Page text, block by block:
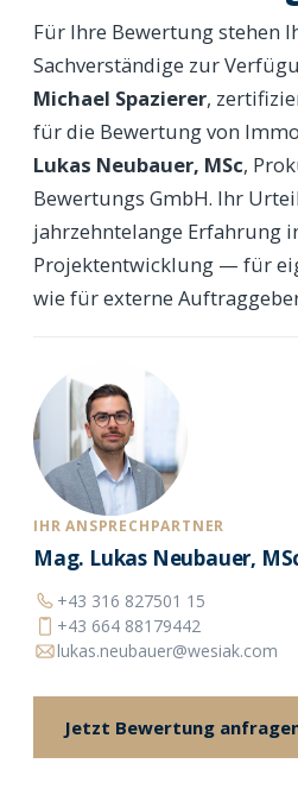
Für Ihre Bewertung stehen
Sachverständige zur
Michael Spazierer,
für die Bewertung von
Lukas Neubauer, MSc,
Bewertungs GmbH. Ihr
jahrzehntelange Erfahrung
Projektentwicklung — für
wie für externe
IHR ANSPRECHPARTNER
Mag. Lukas Neubauer,
+43 316 827501 15
+43 664 88179442
lukas.neubauer@wesiak.com
Jetzt Bewertung